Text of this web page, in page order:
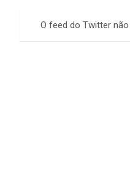
O feed do Twitter